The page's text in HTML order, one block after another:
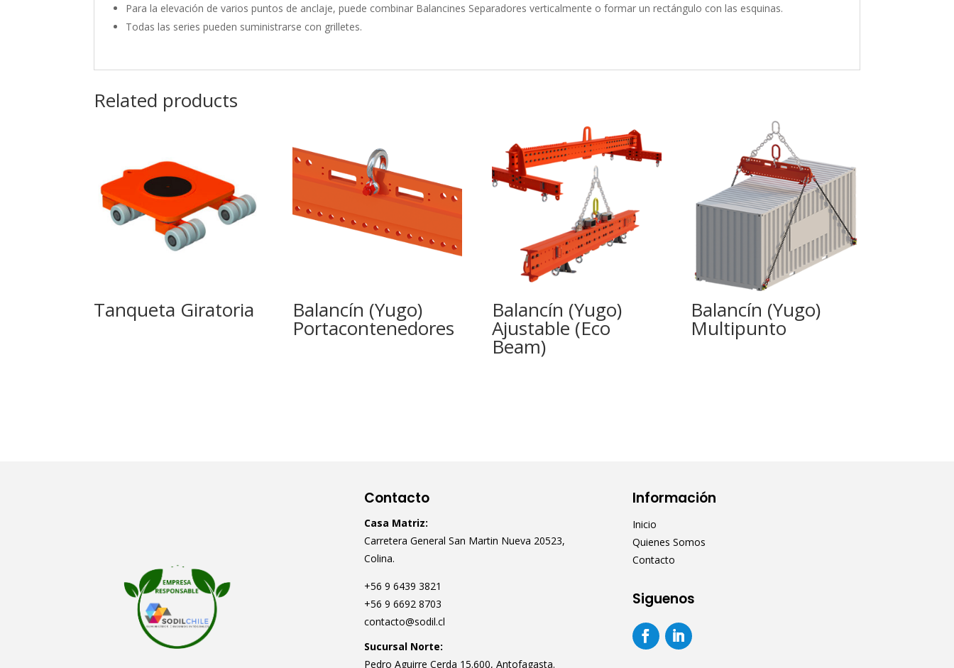
Para la elevación de varios puntos de anclaje, puede combinar Balancines Separadores verticalmente o formar un rectángulo con las esquinas.
Todas las series pueden suministrarse con grilletes.
Related products
Tanqueta Giratoria Balancín (Yugo)
Portacontenedores
Balancín (Yugo)
Ajustable (Eco
Beam)
Balancín (Yugo)
Multipunto
Contacto
Casa Matriz:
Carretera General San Martin Nueva 20523,
Colina.
+56 9 6439 3821
+56 9 6692 8703
contacto@sodil.cl
Sucursal Norte:
Pedro Aguirre Cerda 15.600, Antofagasta.
Información
Inicio
Quienes Somos
Contacto
Siguenos